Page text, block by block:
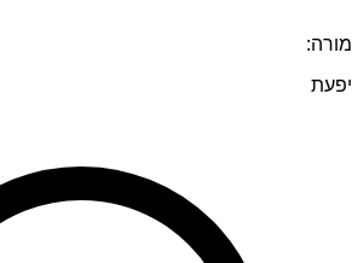
מורה:
יפעת